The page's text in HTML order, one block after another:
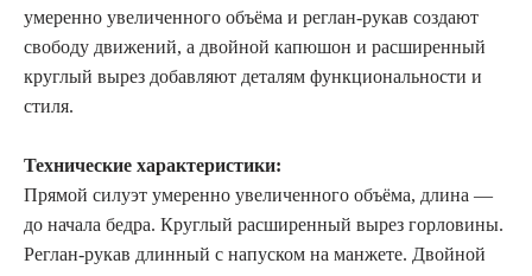
умеренно увеличенного объёма и реглан-рукав создают
свободу движений, а двойной капюшон и расширенный
круглый вырез добавляют деталям функциональности и
стиля.
Технические характеристики:
Прямой силуэт умеренно увеличенного объёма, длина —
до начала бедра. Круглый расширенный вырез горловины.
Реглан-рукав длинный с напуском на манжете. Двойной